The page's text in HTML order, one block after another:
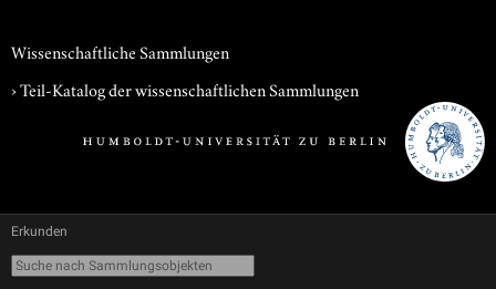
Wissenschaftliche Sammlungen
› Teil-Katalog der wissenschaftlichen Sammlungen
Erkunden